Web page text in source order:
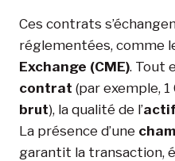
Ces contrats
réglementées, comme
Exchange (CME). Tout
contrat (par exemple,
brut), la qualité de l’actif
La présence d’une
garantit la transaction,